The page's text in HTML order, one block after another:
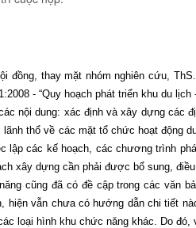
đồng, thay mặt nhóm nghiên cứu,
- “Quy hoạch phát triển khu du
nội dung: xác định và xây dựng các
lãnh thổ về các mặt tổ chức hoạt động
lập các kế hoạch, các chương trình
xây dựng cần phải được bổ sung,
cũng đã có đề cập trong các văn
hiện vẫn chưa có hướng dẫn chi tiết
loại hình khu chức năng khác. Do